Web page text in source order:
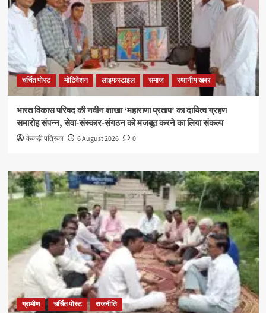
चर्चित पोस्ट मोटिवेशन लाइफस्टाइल समाज स्थानीय खबर
भारत विकास परिषद की नवीन शाखा ‘महाराणा प्रताप’ का दायित्व ग्रहण
समारोह संपन्न, सेवा-संस्कार-संगठन को मजबूत करने का लिया संकल्प
केकड़ी पत्रिका 6 August 2026 0
ग्रामीण चर्चित पोस्ट राजनीति